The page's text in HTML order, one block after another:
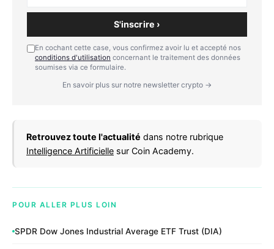
S'inscrire ›
En cochant cette case, vous confirmez avoir lu et accepté nos
conditions d'utilisation concernant le traitement des données
soumises via ce formulaire.
En savoir plus sur notre newsletter crypto →
Retrouvez toute l'actualité dans notre rubrique
Intelligence Artificielle sur Coin Academy.
POUR ALLER PLUS LOIN
SPDR Dow Jones Industrial Average ETF Trust (DIA)